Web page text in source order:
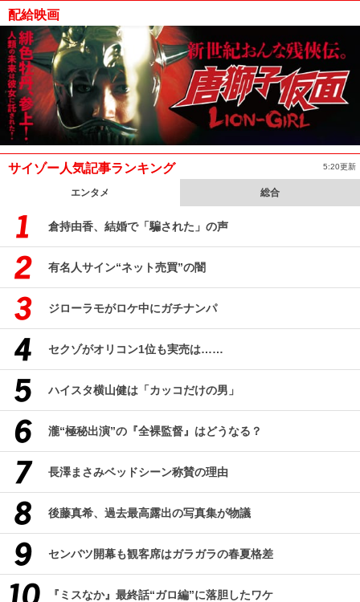
配給映画
サイゾー人気記事ランキング 5:20更新
エンタメ 総合
倉持由香、結婚で「騙された」の声
有名人サイン“ネット売買”の闇
ジローラモがロケ中にガチナンパ
セクゾがオリコン1位も実売は……
ハイスタ横山健は「カッコだけの男」
瀧“極秘出演”の『全裸監督』はどうなる？
長澤まさみベッドシーン称賛の理由
後藤真希、過去最高露出の写真集が物議
センバツ開幕も観客席はガラガラの春夏格差
『ミスなか』最終話“ガロ編”に落胆したワケ